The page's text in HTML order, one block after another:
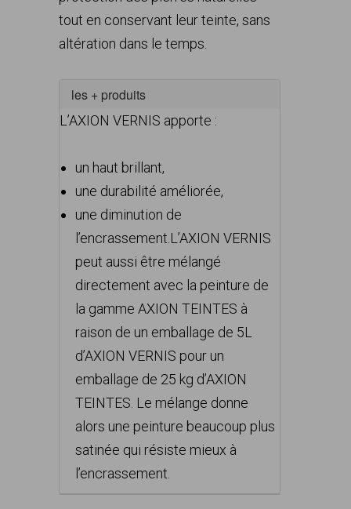
tout en conservant leur teinte, sans
altération dans le temps.
les + produits
L’AXION VERNIS apporte :
un haut brillant,
une durabilité améliorée,
une diminution de
l’encrassement.L’AXION VERNIS
peut aussi être mélangé
directement avec la peinture de
la gamme AXION TEINTES à
raison de un emballage de 5L
d’AXION VERNIS pour un
emballage de 25 kg d’AXION
TEINTES. Le mélange donne
alors une peinture beaucoup plus
satinée qui résiste mieux à
l’encrassement.